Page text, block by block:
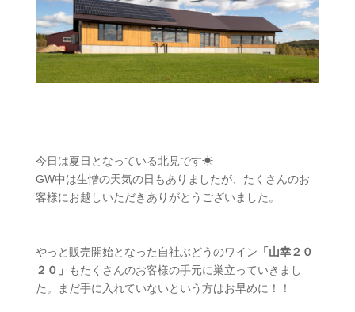
今日は夏日となっている北見です☀
GW中は生憎の天気の日もありましたが、たくさんのお
客様にお越しいただきありがとうございました。
やっと販売開始となった自社ぶどうのワイン 「山幸２０
２０」 もたくさんのお客様の手元に巣立っていきまし
た。まだ手に入れていないという方はお早めに！！